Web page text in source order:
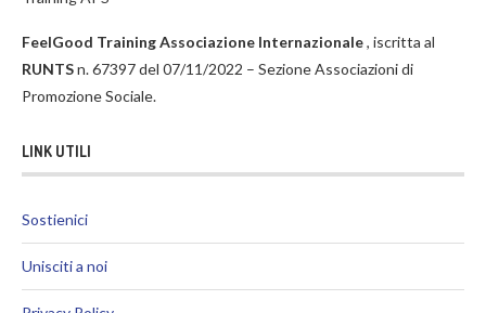
FeelGood Training Associazione Internazionale, iscritta al
RUNTSn. 67397 del 07/11/2022 – Sezione Associazioni di
Promozione Sociale.
LINK UTILI
Sostienici
Unisciti a noi